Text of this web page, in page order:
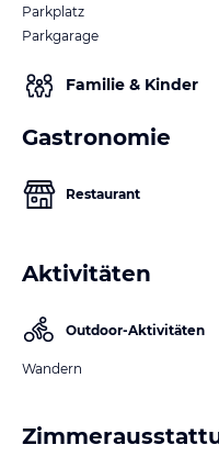
Parkplatz
Parkgarage
Familie & Kinder
Gastronomie
Restaurant
Aktivitäten
Outdoor-Aktivitäten
Wandern